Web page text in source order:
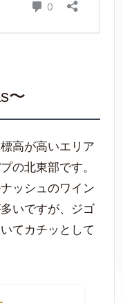
〜
高が高いエリア
の北東部です。
ッシュのワイン
いですが、ジゴ
てカチッとして